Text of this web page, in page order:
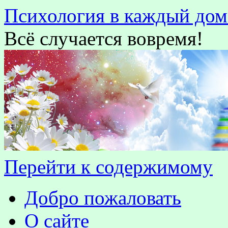
Психология в каждый
Всё случается вовремя!
Перейти к содержимому
Добро пожаловать
О сайте